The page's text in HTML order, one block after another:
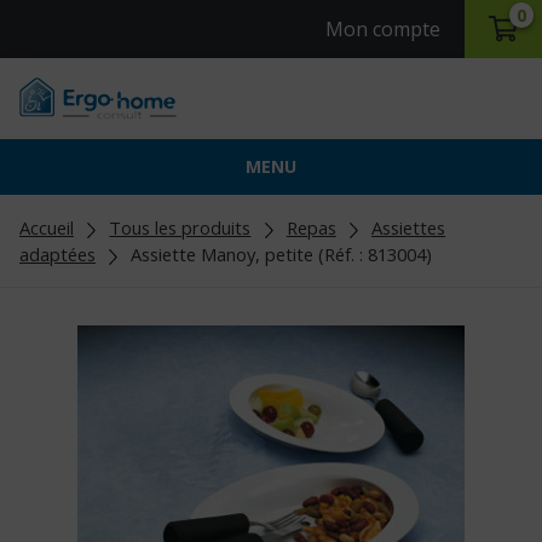
Mon compte
0
MENU
Accueil Tous les produits Repas
Assiettes
adaptées
Assiette Manoy, petite (Réf. : 813004)